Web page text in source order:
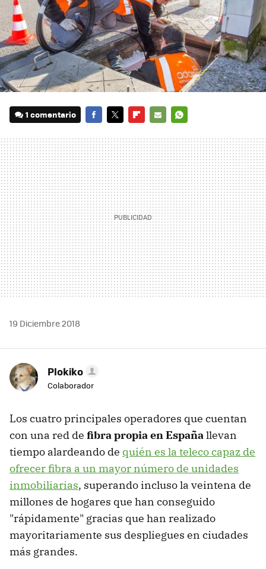
1 comentario
MAIL
19 Diciembre 2018
Plokiko
Colaborador
Los cuatro principales operadores que cuentan
con una red de fibra propia en Españallevan
tiempo alardeando de quién es la teleco capaz de
ofrecer fibra a un mayor número de unidades
inmobiliarias, superando incluso la veintena de
millones de hogares que han conseguido
"rápidamente" gracias que han realizado
mayoritariamente sus despliegues en ciudades
más grandes.